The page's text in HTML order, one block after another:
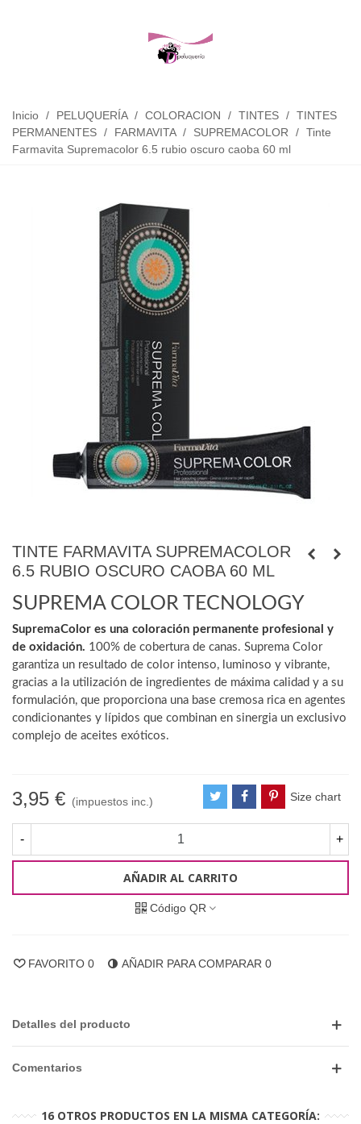
Inicio / PELUQUERÍA / COLORACION / TINTES / TINTES
PERMANENTES / FARMAVITA / SUPREMACOLOR / Tinte
Farmavita Supremacolor 6.5 rubio oscuro caoba 60 ml
TINTE FARMAVITA SUPREMACOLOR
6.5 RUBIO OSCURO CAOBA 60 ML
SUPREMA COLOR TECNOLOGY
SupremaColor es una coloración permanente profesional y
de oxidación. 100% de cobertura de canas. Suprema Color
garantiza un resultado de color intenso, luminoso y vibrante,
gracias a la utilización de ingredientes de máxima calidad y a su
formulación, que proporciona una base cremosa rica en agentes
condicionantes y lípidos que combinan en sinergia un exclusivo
complejo de aceites exóticos.
3,95 € (impuestos inc.) Size chart
- +
AÑADIR AL CARRITO
Código QR
FAVORITO 0 AÑADIR PARA COMPARAR 0
Detalles del producto
Comentarios
16 OTROS PRODUCTOS EN LA MISMA CATEGORÍA: